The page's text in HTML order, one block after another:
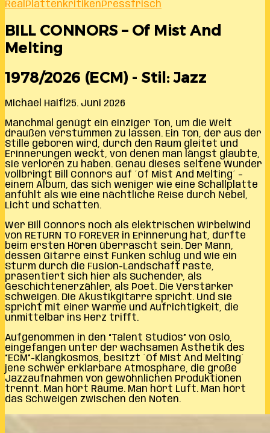
Real PlattenkritikenPressfrisch
BILL CONNORS – Of Mist And
Melting
1978/2026 (ECM) - Stil: Jazz
Michael Haifl 25. Juni 2026
Manchmal genügt ein einziger Ton, um die Welt
draußen verstummen zu lassen. Ein Ton, der aus der
Stille geboren wird, durch den Raum gleitet und
Erinnerungen weckt, von denen man längst glaubte,
sie verloren zu haben. Genau dieses seltene Wunder
vollbringt Bill Connors auf ´Of Mist And Melting´ –
einem Album, das sich weniger wie eine Schallplatte
anfühlt als wie eine nächtliche Reise durch Nebel,
Licht und Schatten.
Wer Bill Connors noch als elektrischen Wirbelwind
von RETURN TO FOREVER in Erinnerung hat, dürfte
beim ersten Hören überrascht sein. Der Mann,
dessen Gitarre einst Funken schlug und wie ein
Sturm durch die Fusion-Landschaft raste,
präsentiert sich hier als Suchender, als
Geschichtenerzähler, als Poet. Die Verstärker
schweigen. Die Akustikgitarre spricht. Und sie
spricht mit einer Wärme und Aufrichtigkeit, die
unmittelbar ins Herz trifft.
Aufgenommen in den “Talent Studios” von Oslo,
eingefangen unter der wachsamen Ästhetik des
“ECM”-Klangkosmos, besitzt ´Of Mist And Melting´
jene schwer erklärbare Atmosphäre, die große
Jazzaufnahmen von gewöhnlichen Produktionen
trennt. Man hört Räume. Man hört Luft. Man hört
das Schweigen zwischen den Noten.